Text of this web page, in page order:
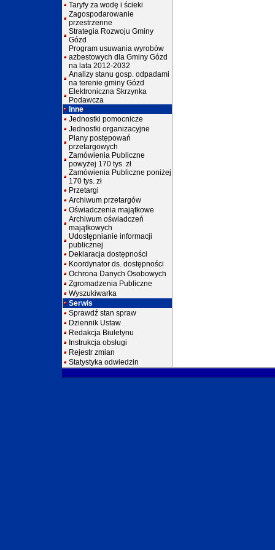
Taryfy za wodę i ścieki
Zagospodarowanie
przestrzenne
Strategia Rozwoju Gminy
Gózd
Program usuwania wyrobów
azbestowych dla Gminy Gózd
na lata 2012-2032
Analizy stanu gosp. odpadami
na terenie gminy Gózd
Elektroniczna Skrzynka
Podawcza
Inne
Jednostki pomocnicze
Jednostki organizacyjne
Plany postępowań
przetargowych
Zamówienia Publiczne
powyżej 170 tys. zł
Zamówienia Publiczne poniżej
170 tys. zł
Przetargi
Archiwum przetargów
Oświadczenia majątkowe
Archiwum oświadczeń
majątkowych
Udostępnianie informacji
publicznej
Deklaracja dostępności
Koordynator ds. dostępności
Ochrona Danych Osobowych
Zgromadzenia Publiczne
Wyszukiwarka
Serwis
Sprawdź stan spraw
Dziennik Ustaw
Redakcja Biuletynu
Instrukcja obsługi
Rejestr zmian
Statystyka odwiedzin